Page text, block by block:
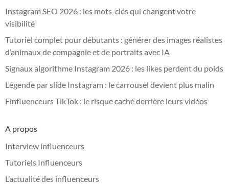
Instagram SEO 2026 : les mots-clés qui changent votre
visibilité
Tutoriel complet pour débutants : générer des images réalistes
d’animaux de compagnie et de portraits avec IA
Signaux algorithme Instagram 2026 : les likes perdent du poids
Légende par slide Instagram : le carrousel devient plus malin
Finfluenceurs TikTok : le risque caché derrière leurs vidéos
A propos
Interview influenceurs
Tutoriels Influenceurs
L’actualité des influenceurs